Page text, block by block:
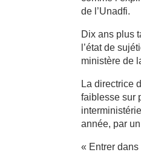
de l’Unadfi.
Dix ans plus
l’état de
ministère de
La directrice
faiblesse sur
année, par
« Entrer